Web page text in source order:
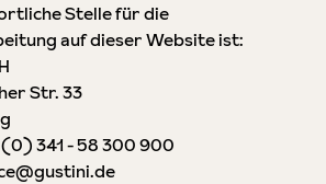
Stelle für die
auf dieser Website ist:
Str. 33
341 - 58 300 900